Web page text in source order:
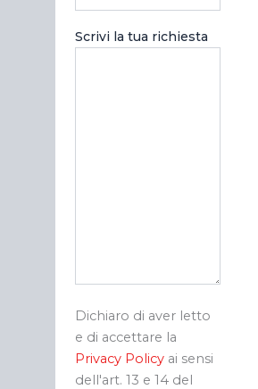
Scrivi la tua richiesta
Dichiaro di aver letto
e di accettare la
Privacy Policyai sensi
dell'art. 13 e 14 del